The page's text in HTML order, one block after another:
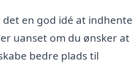
en god idé at indhente
uanset om du ønsker at
bedre plads til